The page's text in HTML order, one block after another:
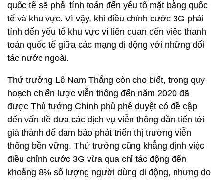
quốc tế sẽ phải tính toán đến yếu tố mặt bằng quốc
tế và khu vực. Vì vậy, khi điều chỉnh cước 3G phải
tính đến yếu tố khu vực vì liên quan đến việc thanh
toán quốc tế giữa các mạng di động với những đối
tác nước ngoài.
Thứ trưởng Lê Nam Thắng còn cho biết, trong quy
hoạch chiến lược viễn thông đến năm 2020 đã
được Thủ tướng Chính phủ phê duyệt có đề cập
đến vấn đề đưa các dịch vụ viễn thông dần tiến tới
giá thành để đảm bảo phát triển thị trường viễn
thông bền vững. Thứ trưởng cũng khẳng định việc
điều chỉnh cước 3G vừa qua chỉ tác động đến
khoảng 8% số lượng người dùng di động, nhưng do